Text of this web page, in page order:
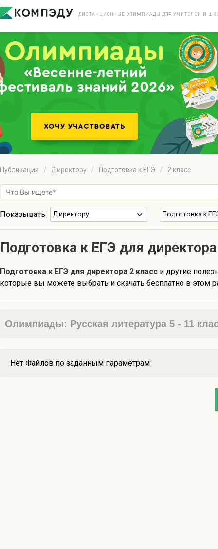
ДИСТАНЦИОННЫЕ ОЛИМПИАДЫ ДЛЯ УЧИТЕЛЕЙ И
«Весенне-летний
знаний 2026»
Публикации Директору Подготовка к ЕГЭ 2 класс
Показывать Директору Подготовка к
Подготовка к ЕГЭ для
Подготовка к ЕГЭ для директора 2 класс и другие
которые вы можете выбрать и скачать бесплатно в этом
Олимпиады: Русская литература 5 - 11
Нет Файлов по заданным параметрам